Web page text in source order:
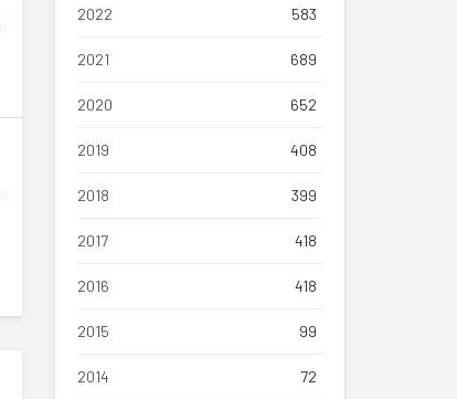
2022 583
2021 689
2020 652
2019 408
2018 399
2017 418
2016 418
2015 99
2014 72